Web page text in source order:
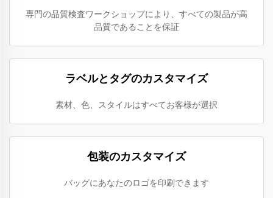
専門の品質検査ワークショップにより、すべての製品が高
品質であることを保証
ラベルとタグのカスタマイズ
素材、色、スタイルはすべてお客様が選択
包装のカスタマイズ
バッグにあなたのロゴを印刷できます